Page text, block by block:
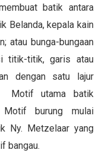
batik antara
Belanda, kepala kain
atau bunga-bungaan
titik-titik, garis atau
dengan satu lajur
Motif utama batik
burung mulai
Ny. Metzelaar yang
bangau.